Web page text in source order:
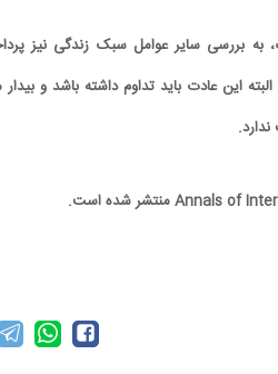
بررسی سایر عوامل سبک زندگی نیز
این عادت باید تداوم داشته باشد و بیدار